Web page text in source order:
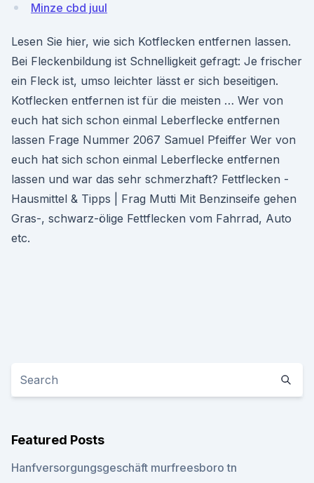
Minze cbd juul
Lesen Sie hier, wie sich Kotflecken entfernen lassen.
Bei Fleckenbildung ist Schnelligkeit gefragt: Je frischer
ein Fleck ist, umso leichter lässt er sich beseitigen.
Kotflecken entfernen ist für die meisten … Wer von
euch hat sich schon einmal Leberflecke entfernen
lassen Frage Nummer 2067 Samuel Pfeiffer Wer von
euch hat sich schon einmal Leberflecke entfernen
lassen und war das sehr schmerzhaft? Fettflecken -
Hausmittel & Tipps | Frag Mutti Mit Benzinseife gehen
Gras-, schwarz-ölige Fettflecken vom Fahrrad, Auto
etc.
Featured Posts
Hanfversorgungsgeschäft murfreesboro tn